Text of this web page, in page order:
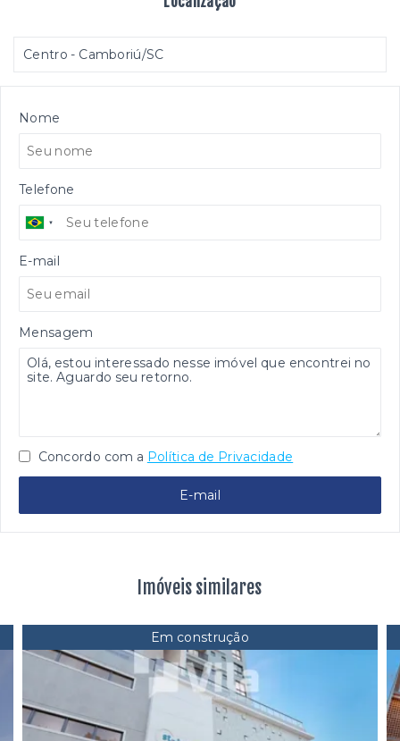
Centro - Camboriú/SC
Nome
Telefone
E-mail
Mensagem
Concordo com a Política de Privacidade
E-mail
Imóveis similares
Em construção